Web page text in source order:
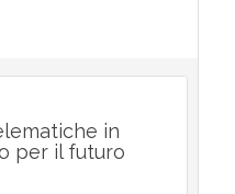
in
per il futuro